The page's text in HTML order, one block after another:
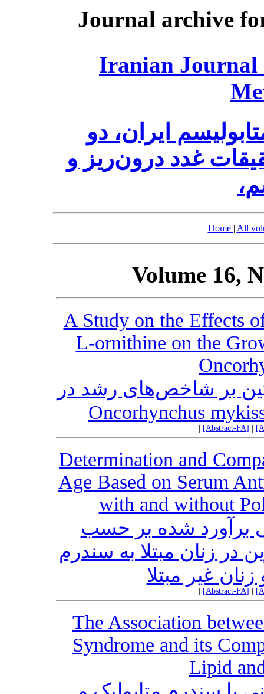
Journal archive
Iranian Journal
ایران، دو
غدد درون‌ریز و
Home | All
Volume 16,
A Study on the Effects
L-ornithine on the
بر شاخص‌های رشد در
[Abstract-FA]
Determination and
Age Based on Serum
with and without
برآورد شده بر حسب
زنان مبتلا به سندرم
غیر مبتلا
[Abstract-FA]
The Association
Syndrome and its
Lipid